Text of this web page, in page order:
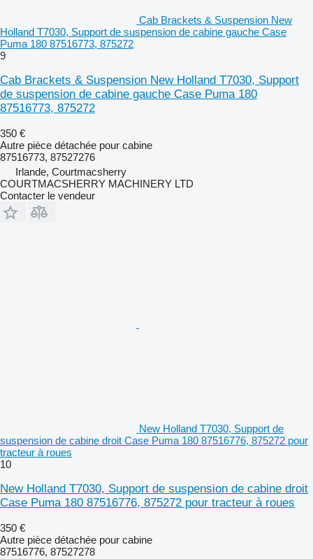
Cab Brackets & Suspension New
Holland T7030, Support de suspension de cabine gauche Case
Puma 180 87516773, 875272
9
Cab Brackets & Suspension New Holland T7030, Support
de suspension de cabine gauche Case Puma 180
87516773, 875272
350 €
Autre pièce détachée pour cabine
87516773, 87527276
Irlande, Courtmacsherry
COURTMACSHERRY MACHINERY LTD
Contacter le vendeur
New Holland T7030, Support de
suspension de cabine droit Case Puma 180 87516776, 875272 pour
tracteur à roues
10
New Holland T7030, Support de suspension de cabine droit
Case Puma 180 87516776, 875272 pour tracteur à roues
350 €
Autre pièce détachée pour cabine
87516776, 87527278